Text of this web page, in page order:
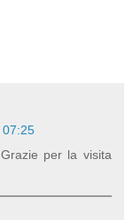
07:25
per la visita